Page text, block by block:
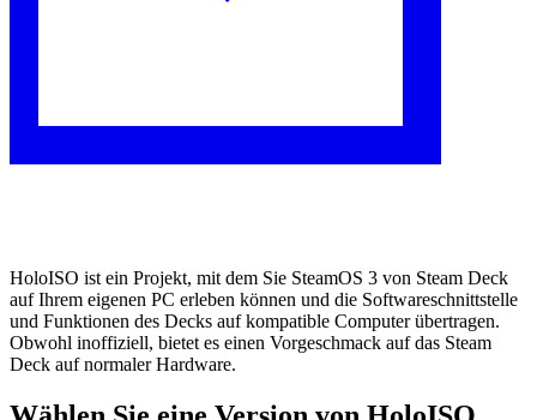
HoloISO ist ein Projekt, mit dem Sie SteamOS 3 von Steam Deck
auf Ihrem eigenen PC erleben können und die Softwareschnittstelle
und Funktionen des Decks auf kompatible Computer übertragen.
Obwohl inoffiziell, bietet es einen Vorgeschmack auf das Steam
Deck auf normaler Hardware.